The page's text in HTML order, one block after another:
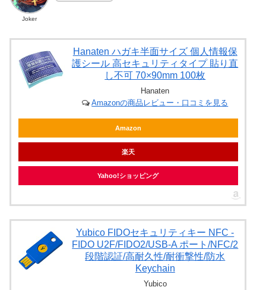
Joker
Hanaten ハガキ半面サイズ 個人情報保
護シール 高セキュリティタイプ 貼り直
し不可 70×90mm 100枚
Hanaten
Amazonの商品レビュー・口コミを見る
Amazon
楽天
Yahoo!ショッピング
Yubico FIDOセキュリティキー NFC -
FIDO U2F/FIDO2/USB-A ポート/NFC/2
段階認証/高耐久性/耐衝撃性/防水
Keychain
Yubico